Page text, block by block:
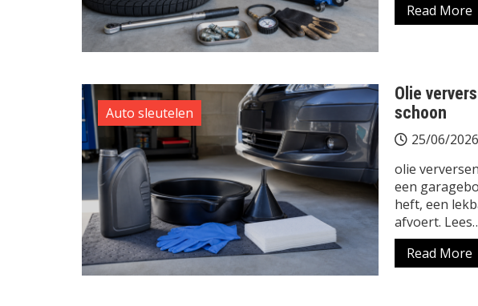
Read More
Auto sleutelen
Olie
schoon
25/06/2026
olie
een
heft, een
afvoert.
Read More